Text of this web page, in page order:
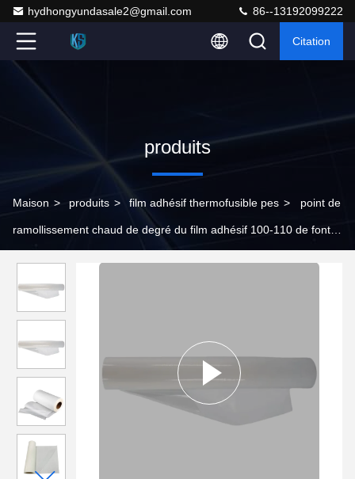
hydhongyundasale2@gmail.com 86--13192099222
Citation
produits
Maison > produits > film adhésif thermofusible pes > point de
ramollissement chaud de degré du film adhésif 100-110 de fonte